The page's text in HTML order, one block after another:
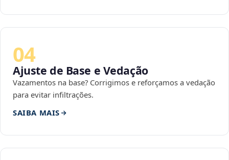
04
Ajuste de Base e Vedação
Vazamentos na base? Corrigimos e reforçamos a vedação
para evitar infiltrações.
SAIBA MAIS